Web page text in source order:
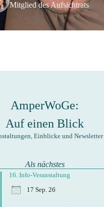
Mitglied des Aufsichtrats
AmperWoGe:
Auf einen Blick
Einblicke und Newsletter
Als nächstes
16. Info-Veranstaltung
17 Sep. 26